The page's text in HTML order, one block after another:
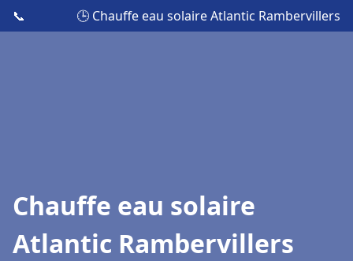
📞 🕒 Chauffe eau solaire Atlantic Rambervillers
Chauffe eau solaire
Atlantic Rambervillers